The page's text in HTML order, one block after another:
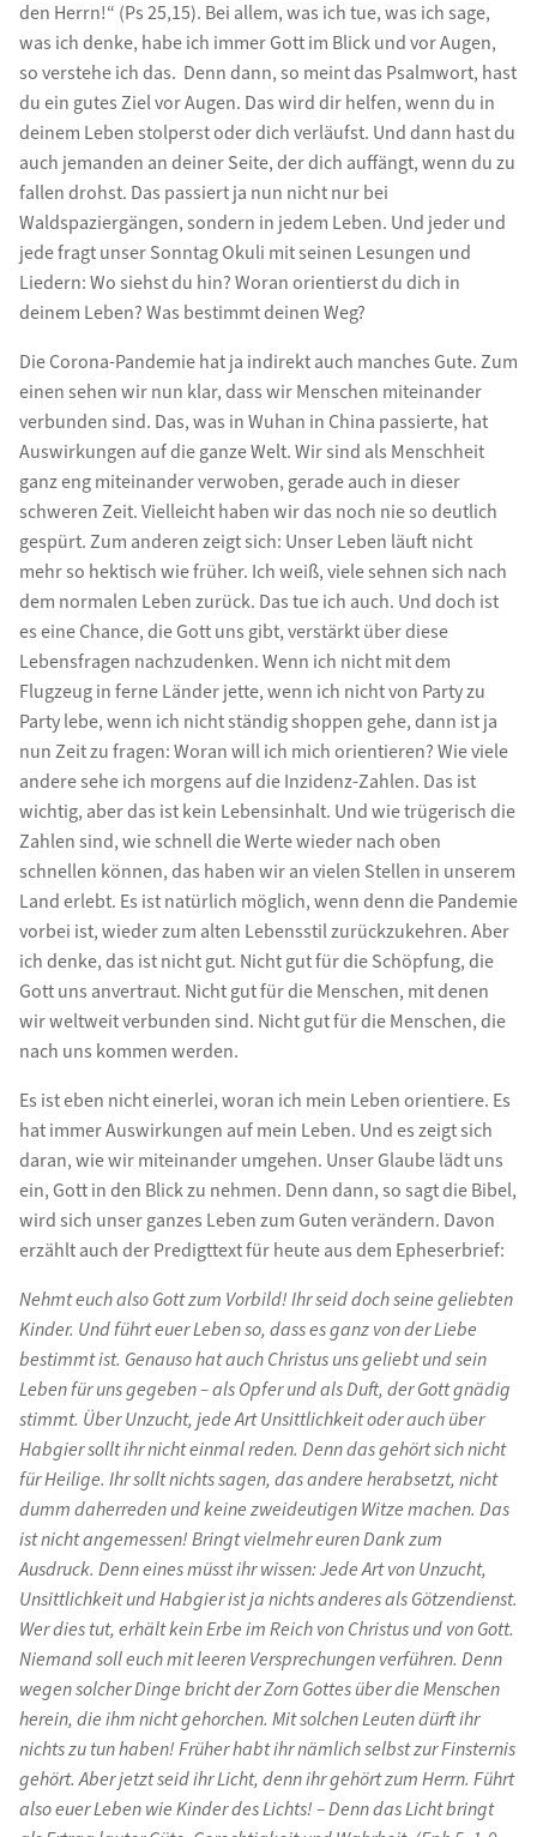
den Herrn!“ (Ps 25,15). Bei allem, was ich tue, was ich sage,
was ich denke, habe ich immer Gott im Blick und vor Augen,
so verstehe ich das. Denn dann, so meint das Psalmwort, hast
du ein gutes Ziel vor Augen. Das wird dir helfen, wenn du in
deinem Leben stolperst oder dich verläufst. Und dann hast du
auch jemanden an deiner Seite, der dich auffängt, wenn du zu
fallen drohst. Das passiert ja nun nicht nur bei
Waldspaziergängen, sondern in jedem Leben. Und jeder und
jede fragt unser Sonntag Okuli mit seinen Lesungen und
Liedern: Wo siehst du hin? Woran orientierst du dich in
deinem Leben? Was bestimmt deinen Weg?
Die Corona-Pandemie hat ja indirekt auch manches Gute. Zum
einen sehen wir nun klar, dass wir Menschen miteinander
verbunden sind. Das, was in Wuhan in China passierte, hat
Auswirkungen auf die ganze Welt. Wir sind als Menschheit
ganz eng miteinander verwoben, gerade auch in dieser
schweren Zeit. Vielleicht haben wir das noch nie so deutlich
gespürt. Zum anderen zeigt sich: Unser Leben läuft nicht
mehr so hektisch wie früher. Ich weiß, viele sehnen sich nach
dem normalen Leben zurück. Das tue ich auch. Und doch ist
es eine Chance, die Gott uns gibt, verstärkt über diese
Lebensfragen nachzudenken. Wenn ich nicht mit dem
Flugzeug in ferne Länder jette, wenn ich nicht von Party zu
Party lebe, wenn ich nicht ständig shoppen gehe, dann ist ja
nun Zeit zu fragen: Woran will ich mich orientieren? Wie viele
andere sehe ich morgens auf die Inzidenz-Zahlen. Das ist
wichtig, aber das ist kein Lebensinhalt. Und wie trügerisch die
Zahlen sind, wie schnell die Werte wieder nach oben
schnellen können, das haben wir an vielen Stellen in unserem
Land erlebt. Es ist natürlich möglich, wenn denn die Pandemie
vorbei ist, wieder zum alten Lebensstil zurückzukehren. Aber
ich denke, das ist nicht gut. Nicht gut für die Schöpfung, die
Gott uns anvertraut. Nicht gut für die Menschen, mit denen
wir weltweit verbunden sind. Nicht gut für die Menschen, die
nach uns kommen werden.
Es ist eben nicht einerlei, woran ich mein Leben orientiere. Es
hat immer Auswirkungen auf mein Leben. Und es zeigt sich
daran, wie wir miteinander umgehen. Unser Glaube lädt uns
ein, Gott in den Blick zu nehmen. Denn dann, so sagt die Bibel,
wird sich unser ganzes Leben zum Guten verändern. Davon
erzählt auch der Predigttext für heute aus dem Epheserbrief:
Nehmt euch also Gott zum Vorbild! Ihr seid doch seine geliebten
Kinder. Und führt euer Leben so, dass es ganz von der Liebe
bestimmt ist. Genauso hat auch Christus uns geliebt und sein
Leben für uns gegeben – als Opfer und als Duft, der Gott gnädig
stimmt. Über Unzucht, jede Art Unsittlichkeit oder auch über
Habgier sollt ihr nicht einmal reden. Denn das gehört sich nicht
für Heilige. Ihr sollt nichts sagen, das andere herabsetzt, nicht
dumm daherreden und keine zweideutigen Witze machen. Das
ist nicht angemessen! Bringt vielmehr euren Dank zum
Ausdruck. Denn eines müsst ihr wissen: Jede Art von Unzucht,
Unsittlichkeit und Habgier ist ja nichts anderes als Götzendienst.
Wer dies tut, erhält kein Erbe im Reich von Christus und von Gott.
Niemand soll euch mit leeren Versprechungen verführen. Denn
wegen solcher Dinge bricht der Zorn Gottes über die Menschen
herein, die ihm nicht gehorchen. Mit solchen Leuten dürft ihr
nichts zu tun haben! Früher habt ihr nämlich selbst zur Finsternis
gehört. Aber jetzt seid ihr Licht, denn ihr gehört zum Herrn. Führt
also euer Leben wie Kinder des Lichts! – Denn das Licht bringt